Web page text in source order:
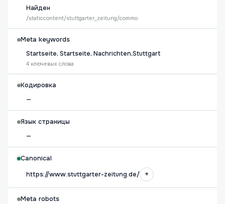
Найден
/staticcontent/stuttgarter_zeitung/commo
Meta keywords
Startseite, Startseite, Nachrichten,Stuttgart
4 ключевых слова
Кодировка
—
Язык страницы
—
Canonical
https://www.stuttgarter-zeitung.de/
+
Meta robots